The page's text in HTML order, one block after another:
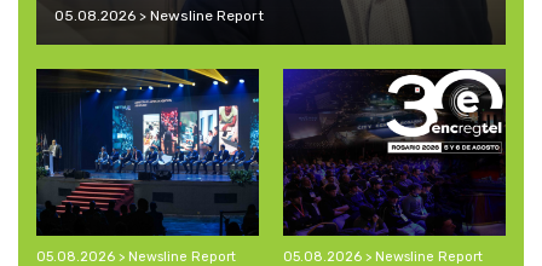
05.08.2026 > Newsline Report
05.08.2026 > Newsline Report
05.08.2026 > Newsline Report